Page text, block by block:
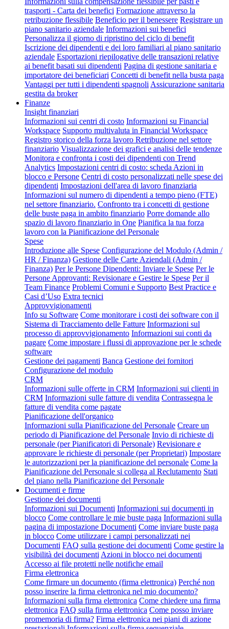
trasporti - Carta dei benefici Formazione attraverso la
retribuzione flessibile Beneficio per il benessere Registrare un
piano sanitario aziendale Informazioni sui benefici
Personalizza il giorno di ripristino del ciclo di benefit
Iscrizione dei dipendenti e dei loro familiari al piano sanitario
aziendale Esportazioni riepilogative delle transazioni relative
ai benefit basati sui dipendenti Pagina di gestione sanitaria e
importatore dei beneficiari Concetti di benefit nella busta paga
Vantaggi per tutti i dipendenti spagnoli Assicurazione sanitaria
gestita da broker
Finanze
Insight finanziari
Informazioni sui centri di costo Informazioni su Financial
Workspace Supporto multivaluta in Financial Workspace
Registro storico della forza lavoro Retribuzione nel settore
finanziario Visualizzazione dei grafici e analisi delle tendenze
Monitora e confronta i costi dei dipendenti con Trend
Analytics Impostazioni centri di costo: scheda Azioni in
blocco e Persone Centri di costo personalizzati nelle spese dei
dipendenti Impostazioni dell'area di lavoro finanziaria
Informazioni sul numero di dipendenti a tempo pieno (FTE)
nel settore finanziario. Confronto tra i concetti di gestione
delle buste paga in ambito finanziario Porre domande allo
spazio di lavoro finanziario in One Pianifica la tua forza
lavoro con la Pianificazione del Personale
Spese
Introduzione alle Spese Configurazione del Modulo (Admin /
HR / Finanza) Gestione delle Carte Aziendali (Admin /
Finanza) Per le Persone Dipendenti: Inviare le Spese Per le
Persone Approvanti: Revisionare e Gestire le Spese Per il
Team Finance Problemi Comuni e Supporto Best Practice e
Casi d’Uso Extra tecnici
Approvvigionamenti
Info su Software Come monitorare i costi dei software con il
Sistema di Tracciamento delle Fatture Informazioni sul
processo di approvvigionamento Informazioni sui conti da
pagare Come impostare i flussi di approvazione per le schede
software
Gestione dei pagamenti Banca Gestione dei fornitori
Configurazione del modulo
CRM
Informazioni sulle offerte in CRM Informazioni sui clienti in
CRM Informazioni sulle fatture di vendita Contrassegna le
fatture di vendita come pagate
Pianificazione dell'organico
Informazioni sulla Pianificazione del Personale Creare un
periodo di Pianificazione del Personale Invio di richieste di
personale (per Pianificatori di Personale) Revisionare e
approvare le richieste di personale (per Proprietari) Impostare
le autorizzazioni per la pianificazione del personale Come la
Pianificazione del Personale si collega al Reclutamento Stati
del piano nella Pianificazione del Personale
Documenti e firme
Gestione dei documenti
Informazioni sui Documenti Informazioni sui documenti in
blocco Come controllare le mie buste paga Informazioni sulla
pagina di impostazione Documenti Come inviare buste paga
in blocco Come utilizzare i campi personalizzati nei
Documenti FAQ sulla gestione dei documenti Come gestire la
visibilità dei documenti Azioni in blocco nei documenti
Accesso ai file protetti nelle notifiche email
Firma elettronica
Come firmare un documento (firma elettronica) Perché non
posso inserire la firma elettronica nel mio documento?
Informazioni sulla firma elettronica Come chiedere una firma
elettronica FAQ sulla firma elettronica Come posso inviare
promemoria di firma? Firma elettronica nei piani di azione